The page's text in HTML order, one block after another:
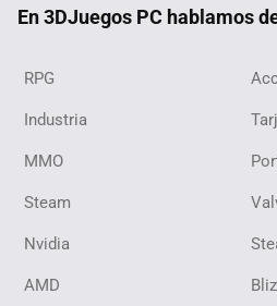
En 3DJuegos PC hablamos
RPG
Industria
MMO
Steam
Nvidia
AMD